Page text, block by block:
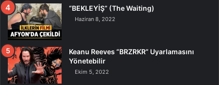
“BEKLEYİŞ” (The Waiting)
Haziran 8, 2022
Keanu Reeves “BRZRKR” Uyarlamasını
Yönetebilir
Ekim 5, 2022